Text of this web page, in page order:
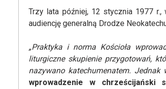
Trzy lata później, 12 stycznia 1977 r.,
audiencję generalną Drodze
„Praktyka i norma Kościoła
liturgiczne skupienie przygotowań,
nazywano katechumenatem.
wprowadzenie w chrześcijański